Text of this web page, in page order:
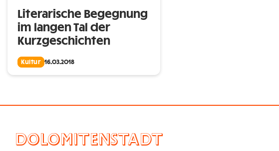
Literarische Begegnung
im langen Tal der
Kurzgeschichten
Kultur 16.03.2018
DOLOMITENSTADT